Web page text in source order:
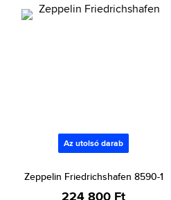
Az utolsó darab
Zeppelin Friedrichshafen 8590-1